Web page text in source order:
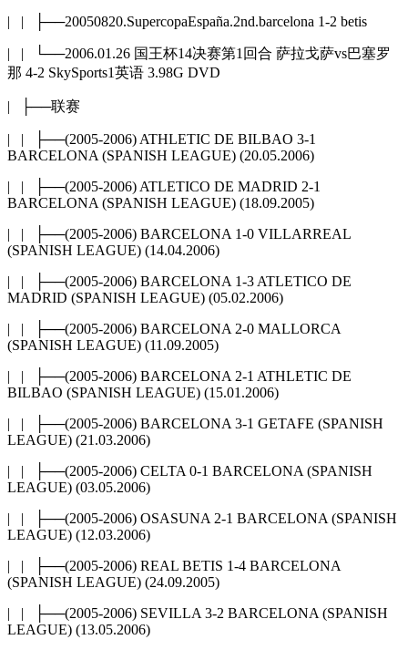
| | ├──20050820.SupercopaEspaña.2nd.barcelona 1-2 betis
| | └──2006.01.26 国王杯14决赛第1回合 萨拉戈萨vs巴塞罗
那 4-2 SkySports1英语 3.98G DVD
| ├──联赛
| | ├──(2005-2006) ATHLETIC DE BILBAO 3-1
BARCELONA (SPANISH LEAGUE) (20.05.2006)
| | ├──(2005-2006) ATLETICO DE MADRID 2-1
BARCELONA (SPANISH LEAGUE) (18.09.2005)
| | ├──(2005-2006) BARCELONA 1-0 VILLARREAL
(SPANISH LEAGUE) (14.04.2006)
| | ├──(2005-2006) BARCELONA 1-3 ATLETICO DE
MADRID (SPANISH LEAGUE) (05.02.2006)
| | ├──(2005-2006) BARCELONA 2-0 MALLORCA
(SPANISH LEAGUE) (11.09.2005)
| | ├──(2005-2006) BARCELONA 2-1 ATHLETIC DE
BILBAO (SPANISH LEAGUE) (15.01.2006)
| | ├──(2005-2006) BARCELONA 3-1 GETAFE (SPANISH
LEAGUE) (21.03.2006)
| | ├──(2005-2006) CELTA 0-1 BARCELONA (SPANISH
LEAGUE) (03.05.2006)
| | ├──(2005-2006) OSASUNA 2-1 BARCELONA (SPANISH
LEAGUE) (12.03.2006)
| | ├──(2005-2006) REAL BETIS 1-4 BARCELONA
(SPANISH LEAGUE) (24.09.2005)
| | ├──(2005-2006) SEVILLA 3-2 BARCELONA (SPANISH
LEAGUE) (13.05.2006)